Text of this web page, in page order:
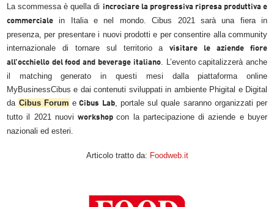
La scommessa è quella di incrociare la progressiva ripresa produttiva e
commercialein Italia e nel mondo. Cibus 2021 sarà una fiera in
presenza, per presentare i nuovi prodotti e per consentire alla community
internazionale di tornare sul territorio avisitare le aziende fiore
all’occhiello del food and beverage italiano. L’evento capitalizzerà anche
il matching generato in questi mesi dalla piattaforma online
MyBusinessCibus e dai contenuti sviluppati in ambiente Phigital e Digital
da Cibus Forum e Cibus Lab, portale sul quale saranno organizzati per
tutto il 2021 nuoviworkshop con la partecipazione di aziende e buyer
nazionali ed esteri.
Articolo tratto da: Foodweb.it